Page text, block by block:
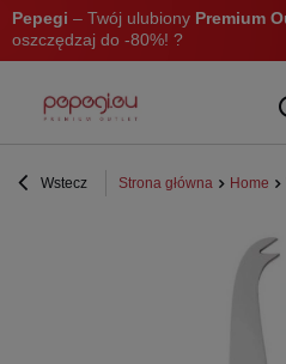
Pepegi – Twój ulubiony Premium
oszczędzaj do -80%! ?
Wstecz Strona główna Home